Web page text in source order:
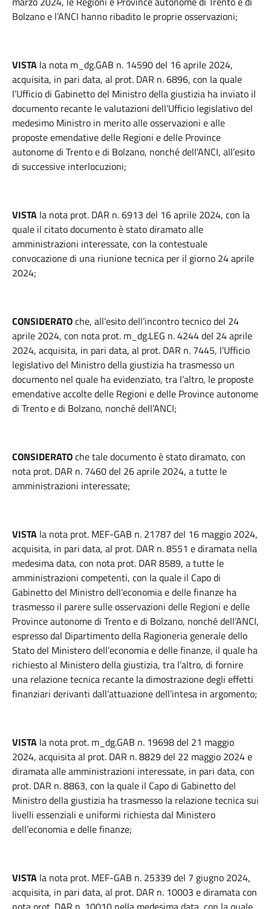
Bolzano e l’ANCI hanno ribadito le proprie osservazioni;
VISTA la nota m_dg.GAB n. 14590 del 16 aprile 2024,
acquisita, in pari data, al prot. DAR n. 6896, con la quale
l’Ufficio di Gabinetto del Ministro della giustizia ha inviato il
documento recante le valutazioni dell’Ufficio legislativo del
medesimo Ministro in merito alle osservazioni e alle
proposte emendative delle Regioni e delle Province
autonome di Trento e di Bolzano, nonché dell’ANCI, all’esito
di successive interlocuzioni;
VISTA la nota prot. DAR n. 6913 del 16 aprile 2024, con la
quale il citato documento è stato diramato alle
amministrazioni interessate, con la contestuale
convocazione di una riunione tecnica per il giorno 24 aprile
2024;
CONSIDERATOche, all’esito dell’incontro tecnico del 24
aprile 2024, con nota prot. m_dg.LEG n. 4244 del 24 aprile
2024, acquisita, in pari data, al prot. DAR n. 7445, l’Ufficio
legislativo del Ministro della giustizia ha trasmesso un
documento nel quale ha evidenziato, tra l’altro, le proposte
emendative accolte delle Regioni e delle Province autonome
di Trento e di Bolzano, nonché dell’ANCI;
CONSIDERATOche tale documento è stato diramato, con
nota prot. DAR n. 7460 del 26 aprile 2024, a tutte le
amministrazioni interessate;
VISTA la nota prot. MEF-GAB n. 21787 del 16 maggio 2024,
acquisita, in pari data, al prot. DAR n. 8551 e diramata nella
medesima data, con nota prot. DAR 8589, a tutte le
amministrazioni competenti, con la quale il Capo di
Gabinetto del Ministro dell’economia e delle finanze ha
trasmesso il parere sulle osservazioni delle Regioni e delle
Province autonome di Trento e di Bolzano, nonché dell’ANCI,
espresso dal Dipartimento della Ragioneria generale dello
Stato del Ministero dell’economia e delle finanze, il quale ha
richiesto al Ministero della giustizia, tra l’altro, di fornire
una relazione tecnica recante la dimostrazione degli effetti
finanziari derivanti dall’attuazione dell’intesa in argomento;
VISTA la nota prot. m_dg.GAB n. 19698 del 21 maggio
2024, acquisita al prot. DAR n. 8829 del 22 maggio 2024 e
diramata alle amministrazioni interessate, in pari data, con
prot. DAR n. 8863, con la quale il Capo di Gabinetto del
Ministro della giustizia ha trasmesso la relazione tecnica sui
livelli essenziali e uniformi richiesta dal Ministero
dell’economia e delle finanze;
VISTA la nota prot. MEF-GAB n. 25339 del 7 giugno 2024,
acquisita, in pari data, al prot. DAR n. 10003 e diramata con